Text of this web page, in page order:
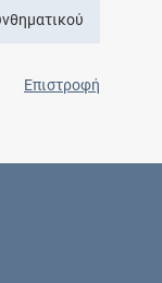
Επιστροφή